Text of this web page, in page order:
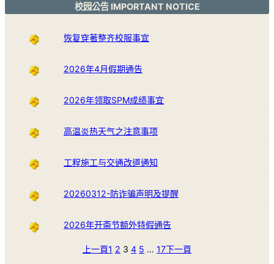
校园公告 IMPORTANT NOTICE
恢复穿著整齐校服事宜
2026年4月假期通告
2026年领取SPM成绩事宜
高温炎热天气之注意事项
工程施工与交通改道通知
20260312-防诈骗声明及提醒
2026年开斋节额外特假通告
上一頁1 2 3 4 5 … 17下一頁